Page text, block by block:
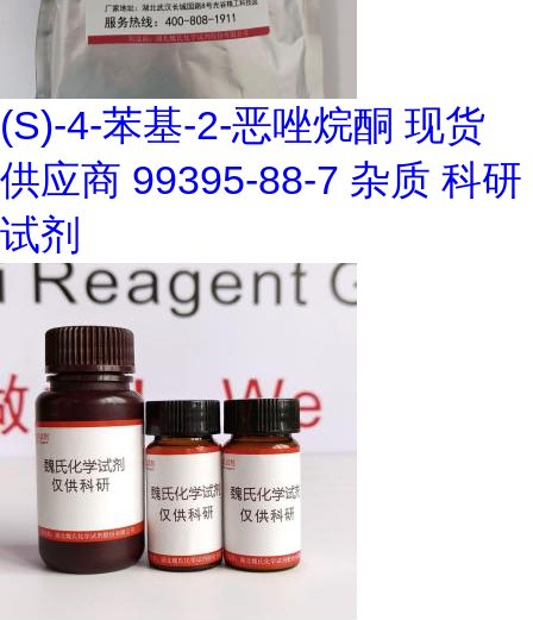
(S)-4-苯基-2-恶唑烷酮 现货
供应商 99395-88-7 杂质 科研
试剂